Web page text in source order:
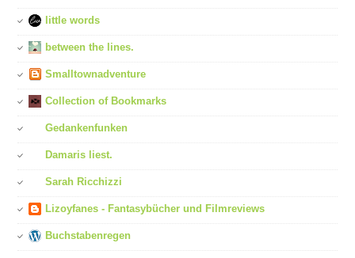
little words
between the lines.
Smalltownadventure
Collection of Bookmarks
Gedankenfunken
Damaris liest.
Sarah Ricchizzi
Lizoyfanes - Fantasybücher und Filmreviews
Buchstabenregen